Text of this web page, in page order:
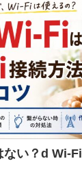
ない？d Wi-